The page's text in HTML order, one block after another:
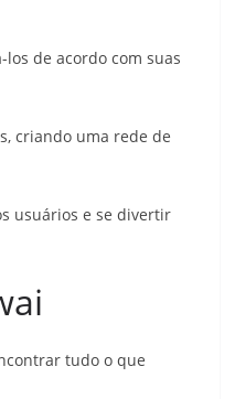
de acordo com suas
criando uma rede de
usuários e se divertir
tudo o que